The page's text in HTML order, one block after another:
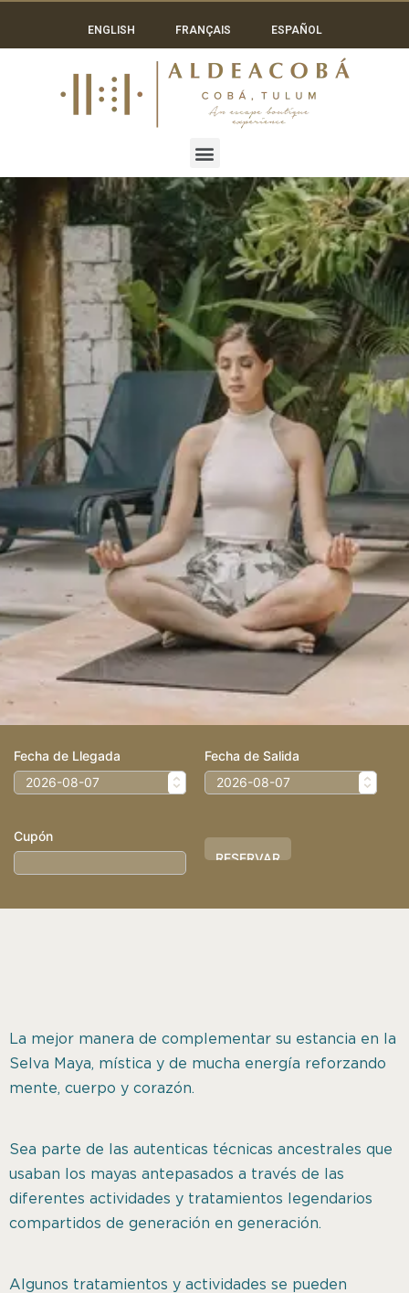
ENGLISH FRANÇAIS ESPAÑOL
Fecha de Llegada Fecha de Salida
Cupón
Hotel
La mejor manera de complementar su estancia en la
Selva Maya, mística y de mucha energía reforzando
mente, cuerpo y corazón.
Sea parte de las autenticas técnicas ancestrales que
usaban los mayas antepasados a través de las
diferentes actividades y tratamientos legendarios
compartidos de generación en generación.
Algunos tratamientos y actividades se pueden